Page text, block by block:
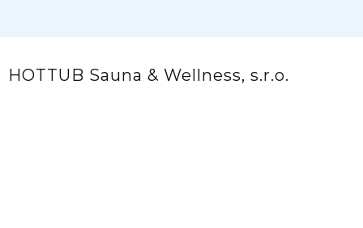
HOTTUB Sauna & Wellness, s.r.o.